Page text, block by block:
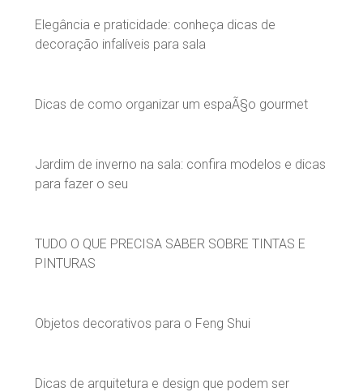
Elegância e praticidade: conheça dicas de
decoração infalíveis para sala
Dicas de como organizar um espaÃ§o gourmet
Jardim de inverno na sala: confira modelos e dicas
para fazer o seu
TUDO O QUE PRECISA SABER SOBRE TINTAS E
PINTURAS
Objetos decorativos para o Feng Shui
Dicas de arquitetura e design que podem ser